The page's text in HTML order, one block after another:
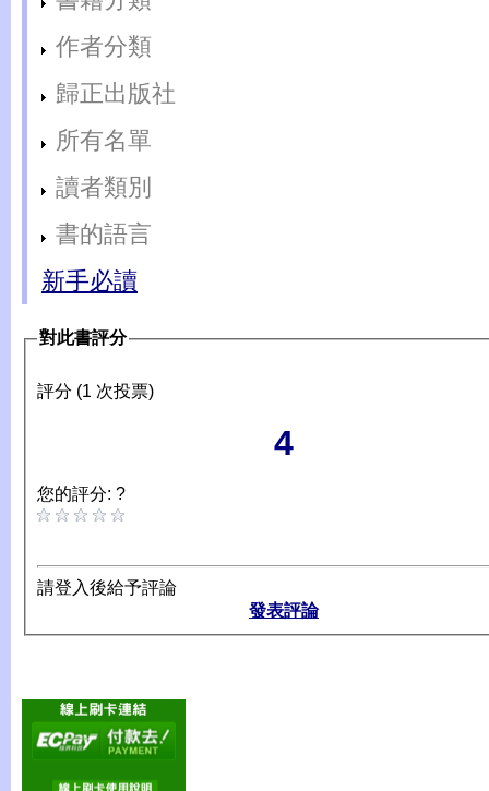
作者分類
歸正出版社
所有名單
讀者類別
書的語言
新手必讀
對此書評分
評分 (1 次投票)
4
您的評分: ?
請登入後給予評論
發表評論